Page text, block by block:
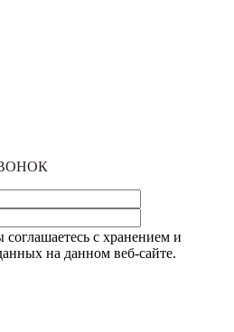
с хранением и
на данном веб-сайте.